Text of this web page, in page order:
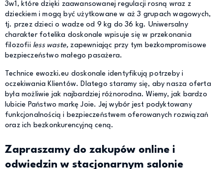
3w1, które dzięki zaawansowanej regulacji rosną wraz z
dzieckiem i mogą być użytkowane w aż 3 grupach wagowych,
tj. przez dzieci o wadze od 9 kg do 36 kg. Uniwersalny
charakter fotelika doskonale wpisuje się w przekonania
filozofii less waste,zapewniając przy tym bezkompromisowe
bezpieczeństwo małego pasażera.
Technice ewozki.eu doskonale identyfikują potrzeby i
oczekiwania Klientów. Dlatego staramy się, aby nasza oferta
była możliwie jak najbardziej różnorodna. Wiemy, jak bardzo
lubicie Państwo markę Joie. Jej wybór jest podyktowany
funkcjonalnością i bezpieczeństwem oferowanych rozwiązań
oraz ich bezkonkurencyjną ceną.
Zapraszamy do zakupów online i
odwiedzin w stacjonarnym salonie